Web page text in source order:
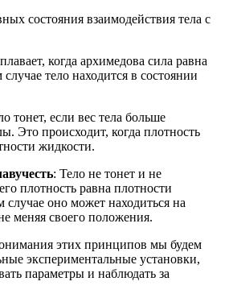
состояния взаимодействия тела с
когда архимедова сила равна
тело находится в состоянии
тонет, если вес тела больше
Это происходит, когда плотность
жидкости.
: Тело не тонет и не
плотность равна плотности
оно может находиться на
меняя своего положения.
этих принципов мы будем
экспериментальные установки,
параметры и наблюдать за